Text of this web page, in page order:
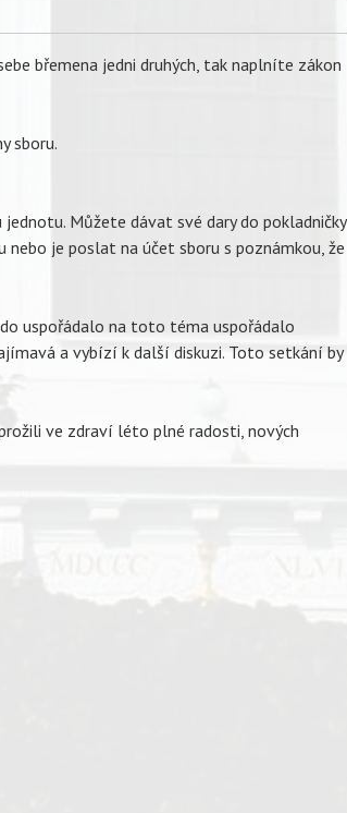
břemena jedni druhých, tak naplníte zákon
sboru.
Můžete dávat své dary do pokladničky
je poslat na účet sboru s poznámkou, že
uspořádalo na toto téma uspořádalo
a vybízí k další diskuzi. Toto setkání by
ve zdraví léto plné radosti, nových